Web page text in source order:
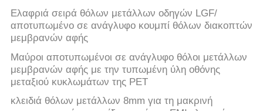
Ελαφριά σειρά θόλων μετάλλων οδηγών LGF/
αποτυπωμένο σε ανάγλυφο κουμπί θόλων διακοπτών
μεμβρανών αφής
Μαύροι αποτυπωμένοι σε ανάγλυφο θόλοι μετάλλων
μεμβρανών αφής με την τυπωμένη ύλη οθόνης
μεταξιού κυκλωμάτων της PET
κλειδιά θόλων μετάλλων 8mm για τη μακρινή